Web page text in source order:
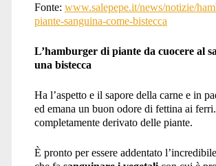
Fonte: www.salepepe.it/news/notizie/
piante-sanguina-come-bistecca
L’hamburger di piante da cuocere al
una bistecca
Ha l’aspetto e il sapore della carne e in
ed emana un buon odore di fettina ai
completamente derivato delle piante.
È pronto per essere addentato